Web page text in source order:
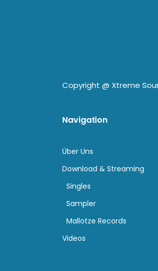
Copyright @ Xtreme
Navigation
Über Uns
Download & Streaming
Singles
Sampler
Mallotze Records
Videos